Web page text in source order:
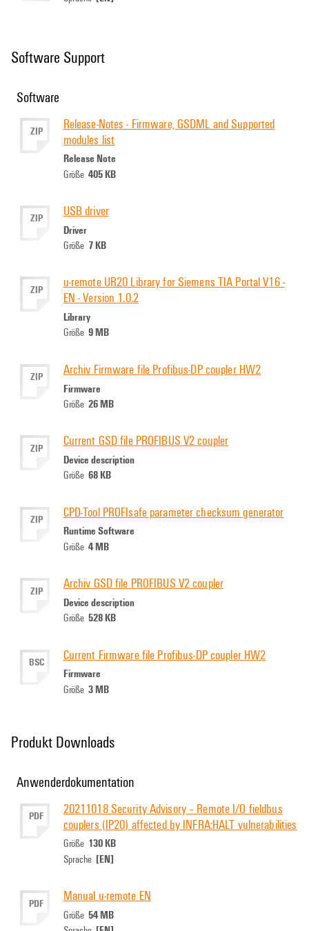
Software Support
Software
ZIP
Release-Notes - Firmware, GSDML and Supported
modules list
Release Note
Größe 405 KB
ZIP USB driver
Driver
Größe 7 KB
ZIP
u-remote UR20 Library for Siemens TIA Portal V16 -
EN - Version 1.0.2
Library
Größe 9 MB
ZIP Archiv Firmware file Profibus-DP coupler HW2
Firmware
Größe 26 MB
ZIP Current GSD file PROFIBUS V2 coupler
Device description
Größe 68 KB
ZIP CPD-Tool PROFIsafe parameter checksum generator
Runtime Software
Größe 4 MB
ZIP Archiv GSD file PROFIBUS V2 coupler
Device description
Größe 528 KB
BSC Current Firmware file Profibus-DP coupler HW2
Firmware
Größe 3 MB
Produkt Downloads
Anwenderdokumentation
PDF
20211018 Security Advisory – Remote I/O fieldbus
couplers (IP20) affected by INFRA:HALT vulnerabilities
Größe 130 KB
Sprache [EN]
PDF Manual u-remote EN
Größe 54 MB